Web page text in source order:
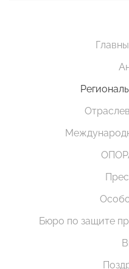
Бюро по защите